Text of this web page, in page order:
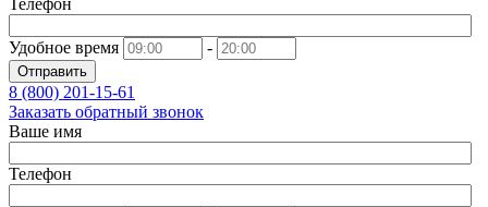
Телефон
Удобное время -
Отправить
8 (800) 201-15-61
Заказать обратный звонок
Ваше имя
Телефон